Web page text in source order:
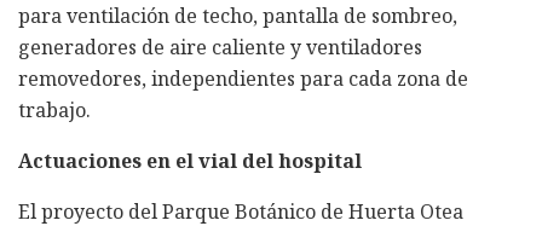
para ventilación de techo, pantalla de sombreo,
generadores de aire caliente y ventiladores
removedores, independientes para cada zona de
trabajo.
Actuaciones en el vial del hospital
El proyecto del Parque Botánico de Huerta Otea